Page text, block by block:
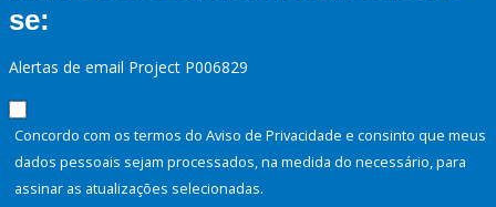
se:
Alertas de email Project P006829
Concordo com os termos do Aviso de Privacidade e consinto que meus
dados pessoais sejam processados, na medida do necessário, para
assinar as atualizações selecionadas.